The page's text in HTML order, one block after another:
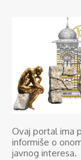
Ovaj portal ima
informiše o
javnog interesa.